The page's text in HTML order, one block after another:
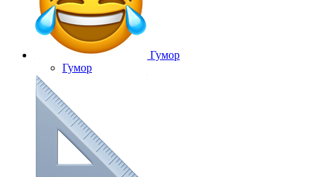
Гумор
Гумор